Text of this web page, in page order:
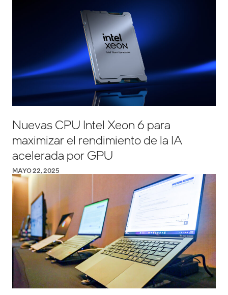
Nuevas CPU Intel Xeon 6 para
maximizar el rendimiento de la IA
acelerada por GPU
MAYO 22, 2025